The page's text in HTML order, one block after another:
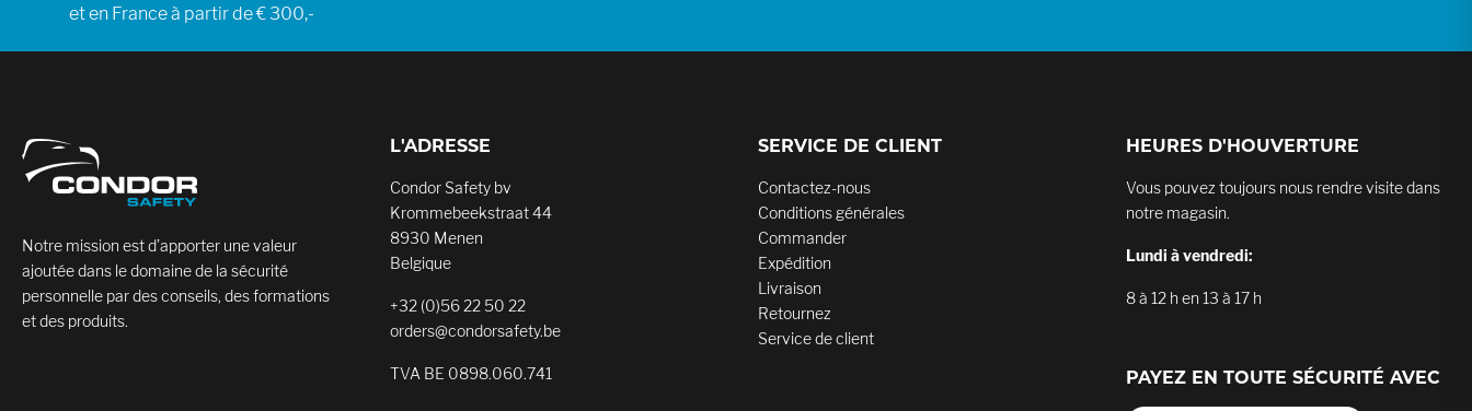
et en France à partir de € 300,-
Notre mission est d’apporter une valeur
ajoutée dans le domaine de la sécurité
personnelle par des conseils, des formations
et des produits.
L'ADRESSE
Condor Safety bv
Krommebeekstraat 44
8930 Menen
Belgique
+32 (0)56 22 50 22
orders@condorsafety.be
TVA BE 0898.060.741
SERVICE DE CLIENT
Contactez-nous
Conditions générales
Commander
Expédition
Livraison
Retournez
Service de client
HEURES D'HOUVERTURE
Vous pouvez toujours nous rendre visite dans
notre magasin.
Lundi à vendredi:
8 à 12 h en 13 à 17 h
PAYEZ EN TOUTE SÉCURITÉ AVEC